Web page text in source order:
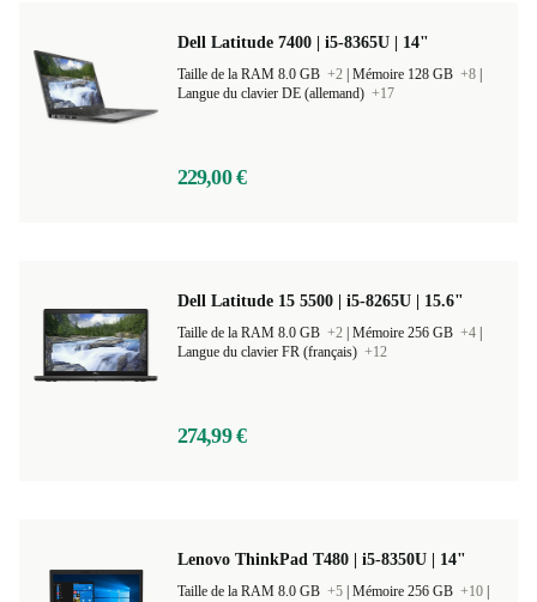
Dell Latitude 7400 | i5-8365U | 14"
Taille de la RAM 8.0 GB +2 Mémoire 128 GB +8
Langue du clavier DE (allemand) +17
229,00 €
Dell Latitude 15 5500 | i5-8265U | 15.6"
Taille de la RAM 8.0 GB +2 Mémoire 256 GB +4
Langue du clavier FR (français) +12
274,99 €
Lenovo ThinkPad T480 | i5-8350U | 14"
Taille de la RAM 8.0 GB +5 Mémoire 256 GB +10